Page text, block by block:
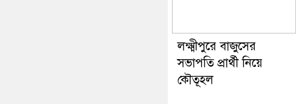
লক্ষ্মীপুরে বাজুসের
সভাপতি প্রার্থী নিয়ে
কৌতূহল